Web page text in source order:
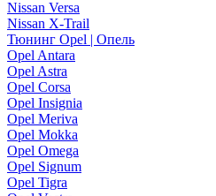
Nissan Versa
Nissan X-Trail
Тюнинг Opel | Опель
Opel Antara
Opel Astra
Opel Corsa
Opel Insignia
Opel Meriva
Opel Mokka
Opel Omega
Opel Signum
Opel Tigra